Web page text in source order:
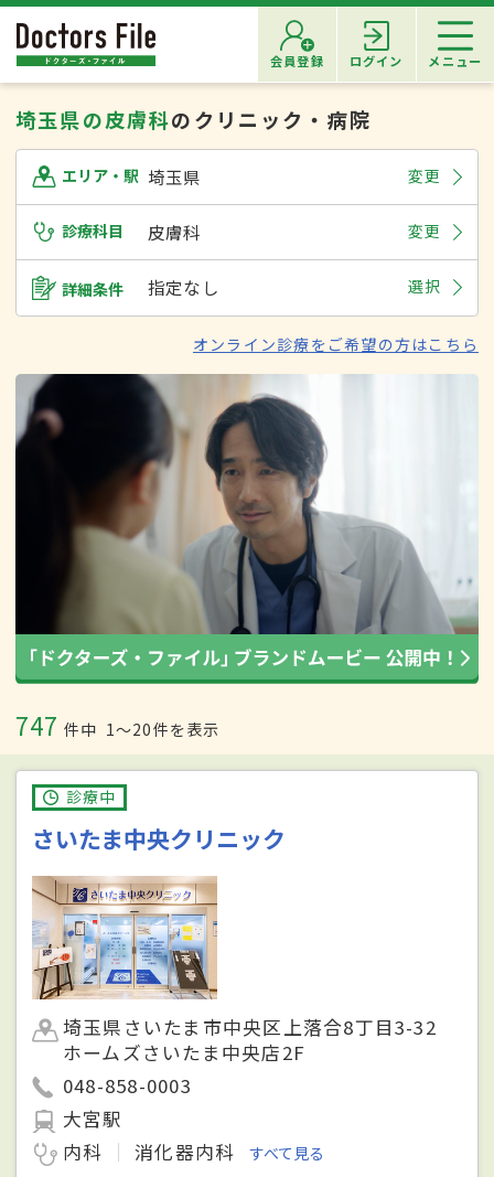
会員登録 ログイン メニュー
埼玉県の皮膚科のクリニック・病院
エリア・駅 埼玉県 変更
診療科目 皮膚科 変更
詳細条件 指定なし 選択
オンライン診療をご希望の方はこちら
747 件中 1〜20件を表示
診療中
さいたま中央クリニック
埼玉県さいたま市中央区上落合8丁目3-32
ホームズさいたま中央店2F
048-858-0003
大宮駅
内科
消化器内科 すべて見る